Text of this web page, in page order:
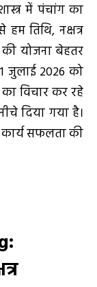
में पंचांग का
तिथि, नक्षत्र
योजना बेहतर
2026 को
विचार कर रहे
दिया गया है।
कार्य सफलता की